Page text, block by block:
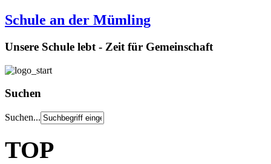
Schule an der Mümling
Unsere Schule lebt - Zeit für Gemeinschaft
Suchen
Suchen...
TOP